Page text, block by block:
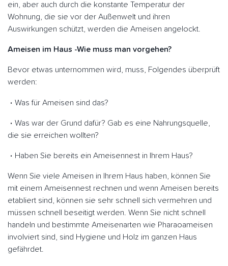
ein, aber auch durch die konstante Temperatur der
Wohnung, die sie vor der Außenwelt und ihren
Auswirkungen schützt, werden die Ameisen angelockt.
Ameisen im Haus -Wie muss man vorgehen?
Bevor etwas unternommen wird, muss, Folgendes überprüft
werden:
Was für Ameisen sind das?
Was war der Grund dafür? Gab es eine Nahrungsquelle,
die sie erreichen wollten?
Haben Sie bereits ein Ameisennest in Ihrem Haus?
Wenn Sie viele Ameisen in Ihrem Haus haben, können Sie
mit einem Ameisennest rechnen und wenn Ameisen bereits
etabliert sind, können sie sehr schnell sich vermehren und
müssen schnell beseitigt werden. Wenn Sie nicht schnell
handeln und bestimmte Ameisenarten wie Pharaoameisen
involviert sind, sind Hygiene und Holz im ganzen Haus
gefährdet.